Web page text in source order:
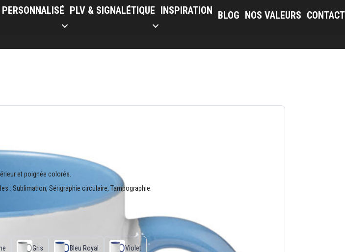
PLV & SIGNALÉTIQUE INSPIRATION BLOG NOS VALEURS CONTACT
et poignée colorés.
: Sublimation, Sérigraphie circulaire, Tampographie.
Gris Bleu Royal Violet